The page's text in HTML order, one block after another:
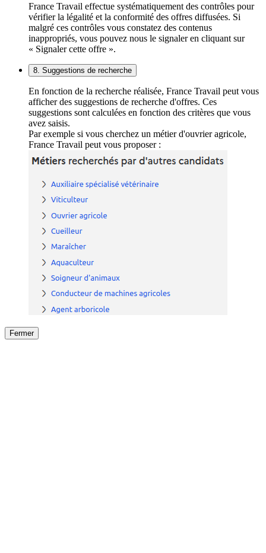
France Travail effectue systématiquement des contrôles pour
vérifier la légalité et la conformité des offres diffusées. Si
malgré ces contrôles vous constatez des contenus
inappropriés, vous pouvez nous le signaler en cliquant sur
« Signaler cette offre ».
8. Suggestions de recherche
En fonction de la recherche réalisée, France Travail peut vous
afficher des suggestions de recherche d'offres. Ces
suggestions sont calculées en fonction des critères que vous
avez saisis.
Par exemple si vous cherchez un métier d'ouvrier agricole,
France Travail peut vous proposer :
Fermer